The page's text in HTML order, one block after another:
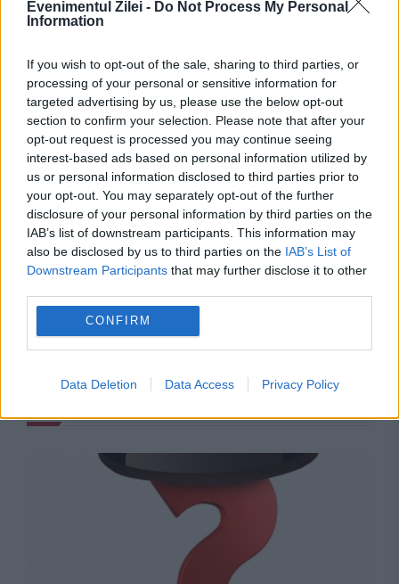
Evenimentul Zilei - Do Not Process My Personal
Information
If you wish to opt-out of the sale, sharing to third parties, or
processing of your personal or sensitive information for
targeted advertising by us, please use the below opt-out
section to confirm your selection. Please note that after your
opt-out request is processed you may continue seeing
interest-based ads based on personal information utilized by
us or personal information disclosed to third parties prior to
your opt-out. You may separately opt-out of the further
disclosure of your personal information by third parties on the
IAB’s list of downstream participants. This information may
also be disclosed by us to third parties on the IAB’s List of
Downstream Participants that may further disclose it to other
CONFIRM
Data Deletion Data Access Privacy Policy
Recomandările noastre